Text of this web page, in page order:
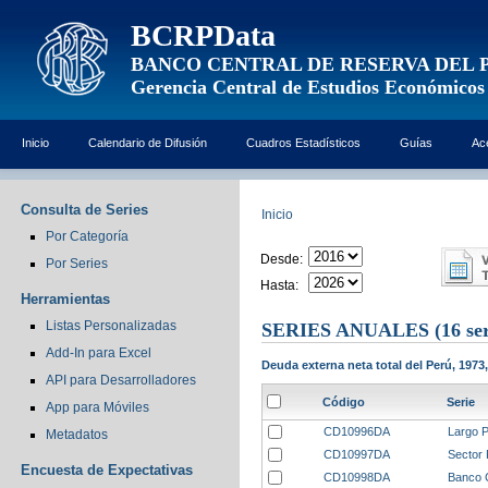
BCRPData
BANCO CENTRAL DE RESERVA DEL
Gerencia Central de Estudios Económicos
Inicio Calendario de Difusión Cuadros Estadísticos Guías
Consulta de Series
Por Categoría
Por Series
Herramientas
Listas Personalizadas
Add-In para Excel
API para Desarrolladores
App para Móviles
Metadatos
Encuesta de Expectativas
Inicio
Desde:
Hasta:
SERIES ANUALES (16
Deuda externa neta total del Perú,
Código Serie
CD10996DA
Largo
CD10997DA
Sector
CD10998DA
Banco